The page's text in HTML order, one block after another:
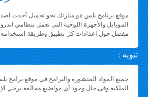
موقع برنامج بلس هو منارتك نحو تحميل أحدث
مفصل حول اعدادات كل تطبيق وطريقة استخدامه
تنوية :
جميع المواد المنشورة والبرامج فى موقع برامج
الملكية وفى حال وجود أي مواضيع مخالفة يرجي